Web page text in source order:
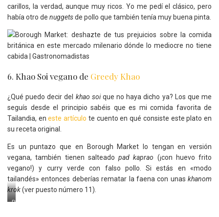
carillos, la verdad, aunque muy ricos. Yo me pedí el clásico, pero
había otro de nuggetsde pollo que también tenía muy buena pinta.
6. Khao Soi vegano de Greedy Khao
¿Qué puedo decir del khao soique no haya dicho ya? Los que me
seguís desde el principio sabéis que es mi comida favorita de
Tailandia, eneste artículo te cuento en qué consiste este plato en
su receta original.
Es un puntazo que en Borough Market lo tengan en versión
vegana, también tienen salteado pad kaprao (¡con huevo frito
vegano!) y curry verde con falso pollo. Si estás en «modo
tailandés» entonces deberías rematar la faena con unas khanom
krok(ver puesto número 11).
Plato